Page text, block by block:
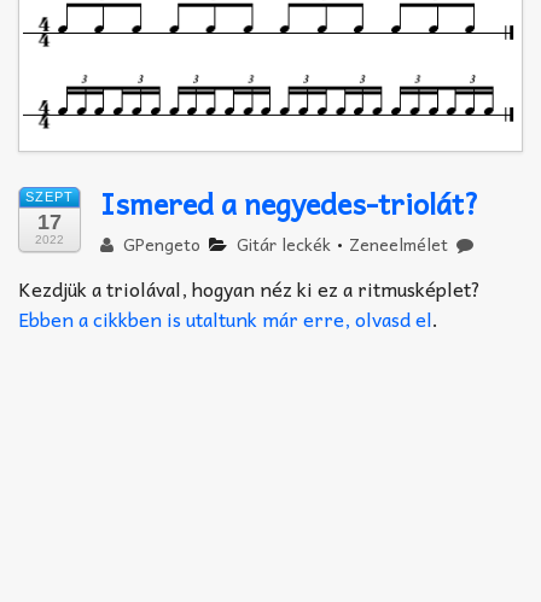
Improvizáció
SZEPT
17
2022
Ismered a negyedes-triolát?
GPengeto Gitár leckék • Zeneelmélet
Kezdjük a triolával, hogyan néz ki ez a ritmusképlet?
Ebben a cikkben is utaltunk már erre, olvasd el.